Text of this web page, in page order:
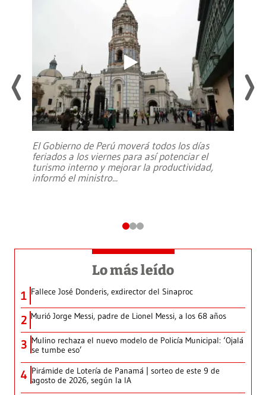
El Gobierno de Perú moverá todos los días
feriados a los viernes para así potenciar el
turismo interno y mejorar la productividad,
informó el ministro...
Lo más leído
1 Fallece José Donderis, exdirector del Sinaproc
2 Murió Jorge Messi, padre de Lionel Messi, a los 68 años
3 Mulino rechaza el nuevo modelo de Policía Municipal: ‘Ojalá
se tumbe eso’
4 Pirámide de Lotería de Panamá | sorteo de este 9 de
agosto de 2026, según la IA